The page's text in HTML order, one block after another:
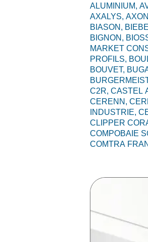
ALUMINIUM,
AXALYS,
BIASON,
BIGNON,
MARKET
PROFILS,
BOUVET,
C2R, CASTEL
CERENN,
INDUSTRIE,
CLIPPER
COMPOBAIE
COMTRA